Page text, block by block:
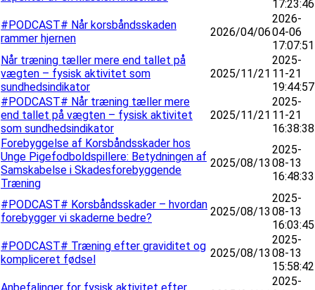
17:23:46
#PODCAST# Når korsbåndsskaden
rammer hjernen
2026/04/06
2026-
04-06
17:07:51
Når træning tæller mere end tallet på
vægten – fysisk aktivitet som
sundhedsindikator
2025/11/21
2025-
11-21
19:44:57
#PODCAST# Når træning tæller mere
end tallet på vægten – fysisk aktivitet
som sundhedsindikator
2025/11/21
2025-
11-21
16:38:38
Forebyggelse af Korsbåndsskader hos
Unge Pigefodboldspillere: Betydningen af
Samskabelse i Skadesforebyggende
Træning
2025/08/13
2025-
08-13
16:48:33
#PODCAST# Korsbåndsskader – hvordan
forebygger vi skaderne bedre?
2025/08/13
2025-
08-13
16:03:45
#PODCAST# Træning efter graviditet og
kompliceret fødsel
2025/08/13
2025-
08-13
15:58:42
2025-